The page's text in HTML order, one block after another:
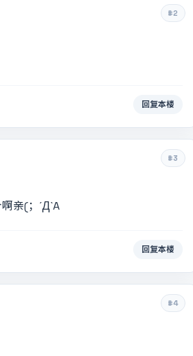
#2
回复本楼
#3
亲(；´Д`A
回复本楼
#4